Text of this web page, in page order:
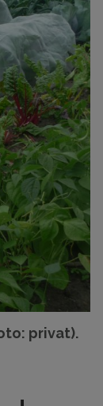
privat).